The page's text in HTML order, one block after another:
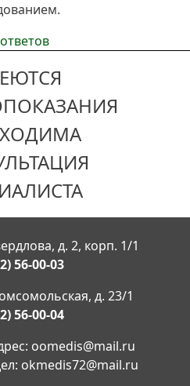
д. 2, корп. 1/1
56-00-03
д. 23/1
56-00-04
oomedis@mail.ru
okmedis72@mail.ru